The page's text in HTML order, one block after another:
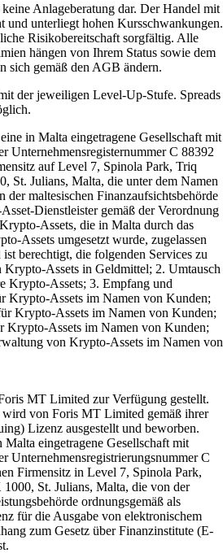
Anlageberatung dar. Der Handel mit
und unterliegt hohen Kursschwankungen.
Risikobereitschaft sorgfältig. Alle
hängen von Ihrem Status sowie dem
sich gemäß den AGB ändern.
der jeweiligen Level-Up-Stufe. Spreads
in Malta eingetragene Gesellschaft mit
Unternehmensregisternummer C 88392
auf Level 7, Spinola Park, Triq
St. Julians, Malta, die unter dem Namen
der maltesischen Finanzaufsichtsbehörde
Dienstleister gemäß der Verordnung
Assets, die in Malta durch das
Assets umgesetzt wurde, zugelassen
berechtigt, die folgenden Services zu
Krypto-Assets in Geldmittel; 2. Umtausch
Krypto-Assets; 3. Empfang und
Krypto-Assets im Namen von Kunden;
Krypto-Assets im Namen von Kunden;
Krypto-Assets im Namen von Kunden;
von Krypto-Assets im Namen von
MT Limited zur Verfügung gestellt.
von Foris MT Limited gemäß ihrer
Lizenz ausgestellt und beworben.
eingetragene Gesellschaft mit
Unternehmensregistrierungsnummer C
Firmensitz in Level 7, Spinola Park,
St. Julians, Malta, die von der
ordnungsgemäß als
für die Ausgabe von elektronischem
zum Gesetz über Finanzinstitute (E-